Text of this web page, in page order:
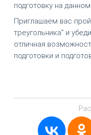
подготовку на
Приглашаем вас
треугольника" и
отличная
подготовки и